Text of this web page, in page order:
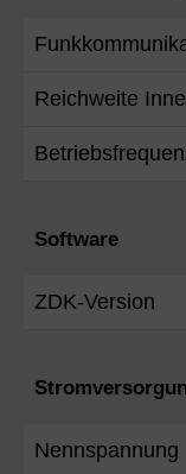
Reichweite
Software
ZDK-Version
Nennspannung